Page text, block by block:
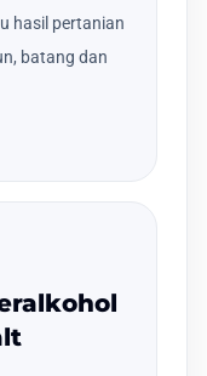
hasil pertanian
batang dan